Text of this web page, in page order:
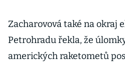
Zacharovová také na okraj
Petrohradu řekla, že
amerických raketometů